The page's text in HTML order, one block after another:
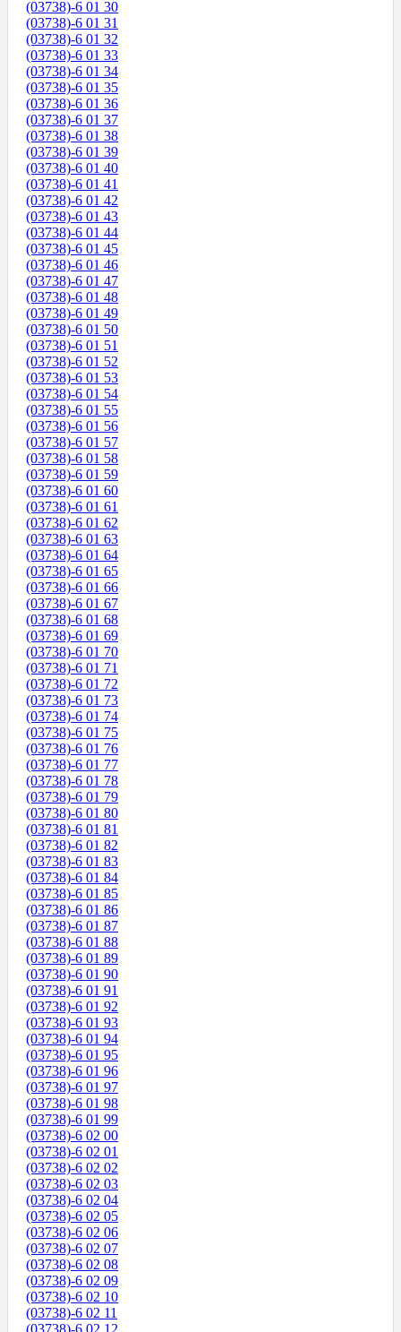
(03738)-6 01 30
(03738)-6 01 31
(03738)-6 01 32
(03738)-6 01 33
(03738)-6 01 34
(03738)-6 01 35
(03738)-6 01 36
(03738)-6 01 37
(03738)-6 01 38
(03738)-6 01 39
(03738)-6 01 40
(03738)-6 01 41
(03738)-6 01 42
(03738)-6 01 43
(03738)-6 01 44
(03738)-6 01 45
(03738)-6 01 46
(03738)-6 01 47
(03738)-6 01 48
(03738)-6 01 49
(03738)-6 01 50
(03738)-6 01 51
(03738)-6 01 52
(03738)-6 01 53
(03738)-6 01 54
(03738)-6 01 55
(03738)-6 01 56
(03738)-6 01 57
(03738)-6 01 58
(03738)-6 01 59
(03738)-6 01 60
(03738)-6 01 61
(03738)-6 01 62
(03738)-6 01 63
(03738)-6 01 64
(03738)-6 01 65
(03738)-6 01 66
(03738)-6 01 67
(03738)-6 01 68
(03738)-6 01 69
(03738)-6 01 70
(03738)-6 01 71
(03738)-6 01 72
(03738)-6 01 73
(03738)-6 01 74
(03738)-6 01 75
(03738)-6 01 76
(03738)-6 01 77
(03738)-6 01 78
(03738)-6 01 79
(03738)-6 01 80
(03738)-6 01 81
(03738)-6 01 82
(03738)-6 01 83
(03738)-6 01 84
(03738)-6 01 85
(03738)-6 01 86
(03738)-6 01 87
(03738)-6 01 88
(03738)-6 01 89
(03738)-6 01 90
(03738)-6 01 91
(03738)-6 01 92
(03738)-6 01 93
(03738)-6 01 94
(03738)-6 01 95
(03738)-6 01 96
(03738)-6 01 97
(03738)-6 01 98
(03738)-6 01 99
(03738)-6 02 00
(03738)-6 02 01
(03738)-6 02 02
(03738)-6 02 03
(03738)-6 02 04
(03738)-6 02 05
(03738)-6 02 06
(03738)-6 02 07
(03738)-6 02 08
(03738)-6 02 09
(03738)-6 02 10
(03738)-6 02 11
(03738)-6 02 12